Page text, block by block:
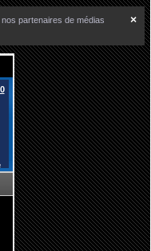
×
partenaires de médias